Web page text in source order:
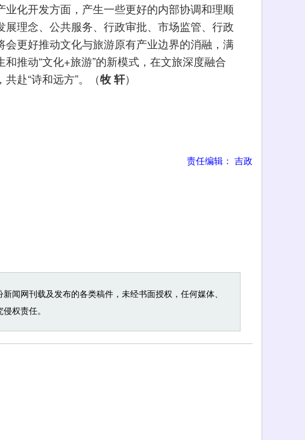
化开发方面，产生一些更好的内部协调和理顺
理念、公共服务、行政审批、市场监管、行政
更好推动文化与旅游原有产业边界的消融，满
推动“文化+旅游”的新模式，在文旅深度融合
赴“诗和远方”。（牧 轩）
责任编辑： 吉政
闻网刊载及发布的各类稿件，未经书面授权，任何媒体、
权责任。